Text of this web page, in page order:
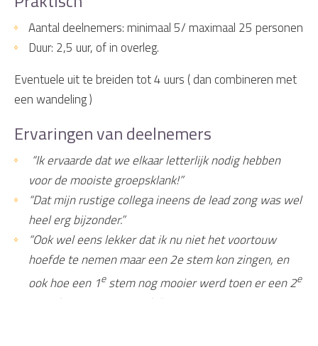
Aantal deelnemers: minimaal 5/ maximaal 25 personen
Duur: 2,5 uur, of in overleg.
Eventuele uit te breiden tot 4 uurs ( dan combineren met
een wandeling )
Ervaringen van deelnemers
“Ik ervaarde dat we elkaar letterlijk nodig hebben
voor de mooiste groepsklank!”
“Dat mijn rustige collega ineens de lead zong was wel
heel erg bijzonder.”
“Ook wel eens lekker dat ik nu niet het voortouw
hoefde te nemen maar een 2e stem kon zingen, en
ook hoe een 1estem nog mooier werd toen er een 2e
stem bij gezongen werd. ”